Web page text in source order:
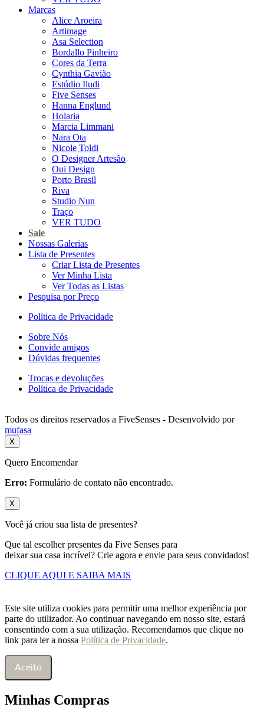
Marcas
Alice Aroeira
Artimage
Asa Selection
Bordallo Pinheiro
Cores da Terra
Cynthia Gavião
Estúdio Iludi
Five Senses
Hanna Englund
Holaria
Marcia Limmani
Nara Ota
Nicole Toldi
O Designer Artesão
Oui Design
Porto Brasil
Riva
Studio Nun
Traço
VER TUDO
Sale
Nossas Galerias
Lista de Presentes
Criar Lista de Presentes
Ver Minha Lista
Ver Todas as Listas
Pesquisa por Preço
Política de Privacidade
Sobre Nós
Convide amigos
Dúvidas frequentes
Trocas e devoluções
Política de Privacidade
Todos os direitos reservados a FiveSenses - Desenvolvido por
mufasa
X
Quero Encomendar
Erro: Formulário de contato não encontrado.
X
Você já criou sua lista de presentes?
Que tal escolher presentes da Five Senses para
deixar sua casa incrível? Crie agora e envie para seus convidados!
CLIQUE AQUI E SAIBA MAIS
Este site utiliza cookies para permitir uma melhor experiência por
parte do utilizador. Ao continuar navegando em nosso site, estará
consentindo com a sua utilização. Recomendamos que clique no
link para ler a nossa Política de Privacidade.
Aceito
Minhas Compras